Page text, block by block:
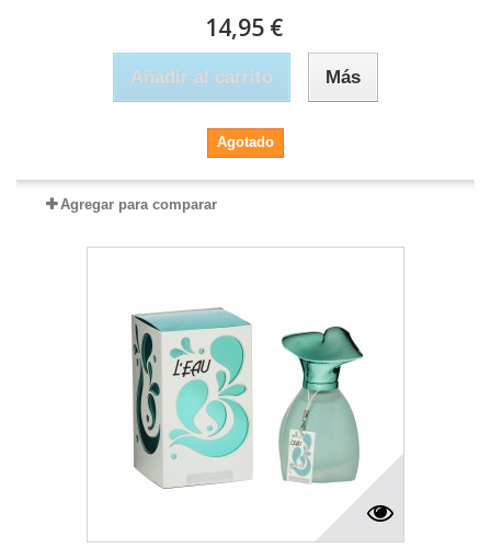
14,95 €
Añadir al carrito Más
Agotado
Agregar para comparar